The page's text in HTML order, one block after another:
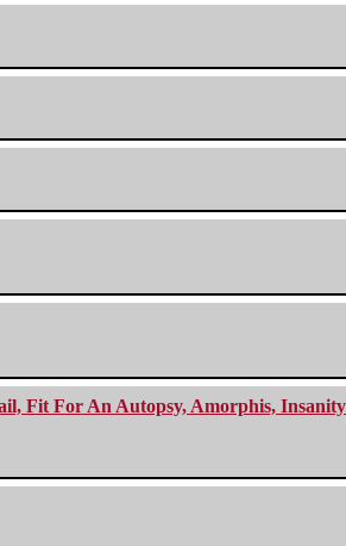
Fit For An Autopsy, Amorphis,